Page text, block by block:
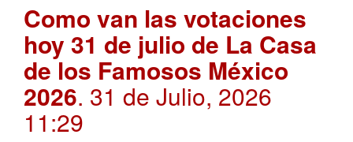
Como van las votaciones
hoy 31 de julio de La Casa
de los Famosos México
2026. 31 de Julio, 2026
11:29